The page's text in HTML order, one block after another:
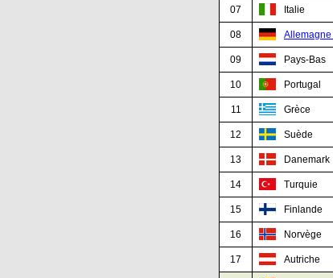
07 Italie
08
09 Pays-Bas
10 Portugal
11 Grèce
12 Suède
13 Danemark
14 Turquie
15 Finlande
16 Norvège
17 Autriche